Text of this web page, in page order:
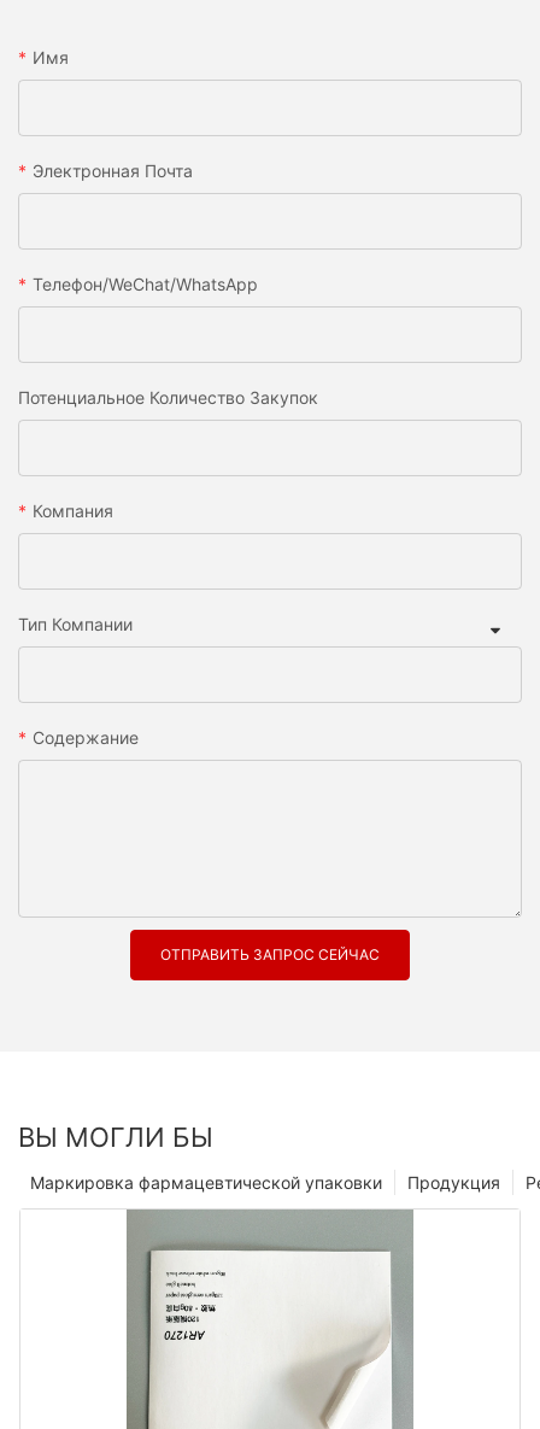
Имя
Электронная Почта
Телефон/WeChat/WhatsApp
Потенциальное Количество Закупок
Компания
Тип Компании
Содержание
ОТПРАВИТЬ ЗАПРОС СЕЙЧАС
ВЫ МОГЛИ БЫ
Продукция
Маркировка фармацевтической упаковки